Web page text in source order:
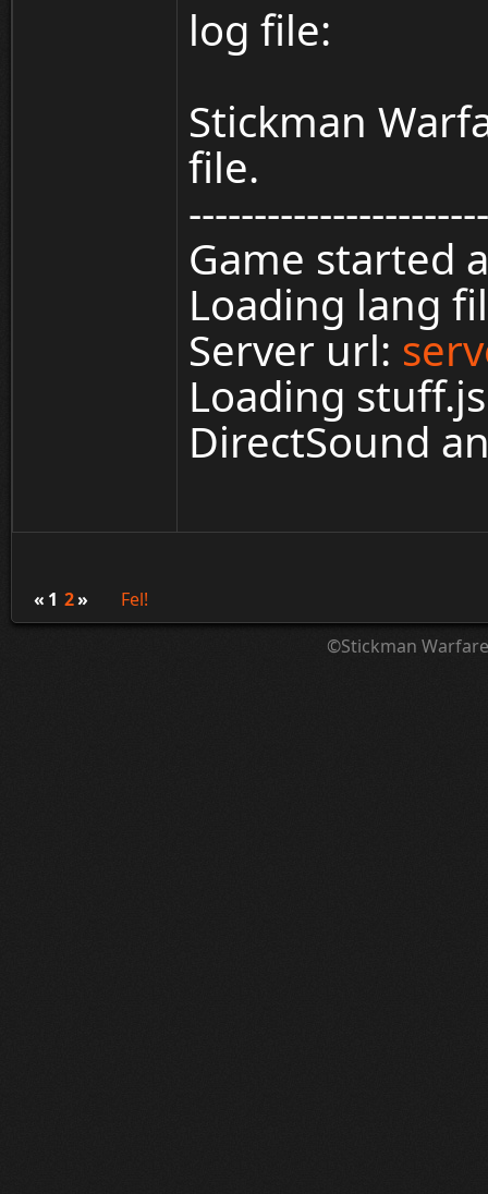
log file:
Stickman
file.
Game started
Loading lang
Server url:
Loading
DirectSound
« 1 2»
Fel!
©Stickman Warfare